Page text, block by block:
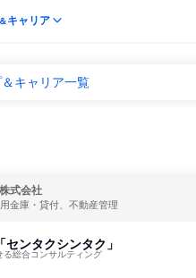
＆キャリア
キャリア一覧
式会社
金庫・貸付、不動産管理
ンタクシンタク」
る総合コンサルティング